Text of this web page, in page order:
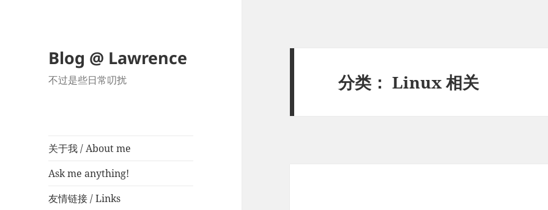
Blog @ Lawrence
不过是些日常叨扰
关于我 / About me
Ask me anything!
友情链接 / Links
分类：Linux 相关